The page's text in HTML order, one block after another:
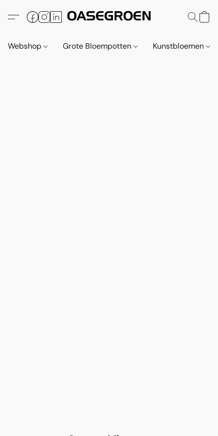
Webshop Grote Bloempotten Kunstbloemen